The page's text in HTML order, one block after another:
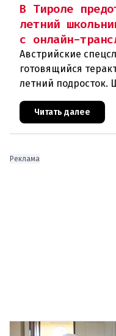
В Тироле
летний
с онлайн-
Австрийские
готовящийся
летний подросток.
нападение на
намеревался
Читать далее
Реклама